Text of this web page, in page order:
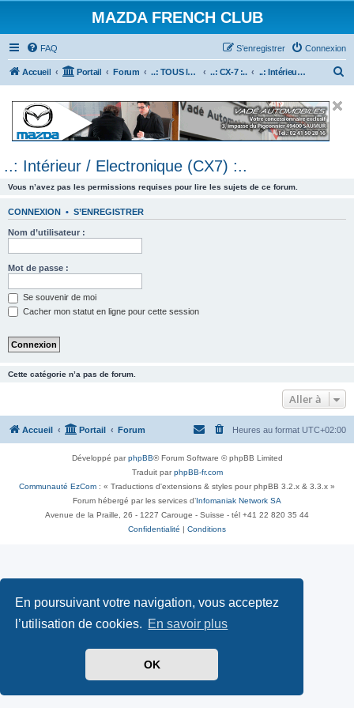
En poursuivant votre navigation, vous acceptez
l’utilisation de cookies. En savoir plus
OK
MAZDA FRENCH CLUB
FAQ Connexion
S’enregistrer
Accueil Portail Forum ..: TOUS les Véhicules MAZDA :.. ..: CX-7 :.. ..: Intérieur / Electronique (CX7) :..
e
..: Intérieur / Electronique (CX7) :..
Vous n’avez pas les permissions requises pour lire les sujets de ce forum.
CONNEXION • S’ENREGISTRER
Nom d’utilisateur :
Mot de passe :
Se souvenir de moi
Cacher mon statut en ligne pour cette session
Cette catégorie n’a pas de forum.
Aller à
Accueil Portail Forum Heures au format UTC+02:00
Développé parphpBB® Forum Software © phpBB Limited
Traduit parphpBB-fr.com
Communauté EzCom : « Traductions d'extensions & styles pour phpBB 3.2.x & 3.3.x »
Forum hébergé par les services d’ Infomaniak Network SA
Avenue de la Praille, 26 - 1227 Carouge - Suisse - tél +41 22 820 35 44
Confidentialité
Conditions